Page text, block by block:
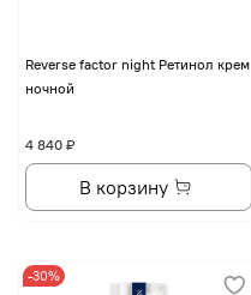
Reverse factor night Ретинол крем
ночной
4 840 ₽
В корзину
-30%